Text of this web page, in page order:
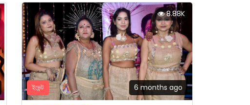
8.88K
ইভেন্ট 6 months ago